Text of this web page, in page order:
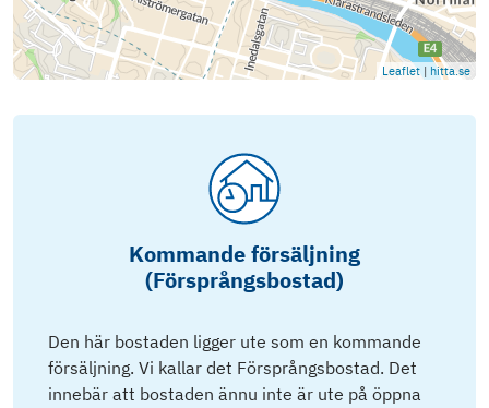
Leaflet | hitta.se
Kommande försäljning
(Försprångsbostad)
Den här bostaden ligger ute som en kommande
försäljning. Vi kallar det Försprångsbostad. Det
innebär att bostaden ännu inte är ute på öppna